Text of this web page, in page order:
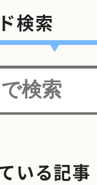
検索
いる記事